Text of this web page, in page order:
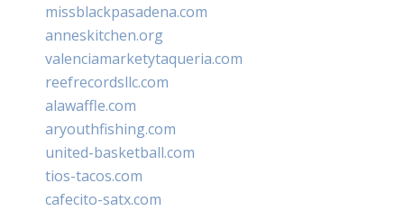
missblackpasadena.com
anneskitchen.org
valenciamarketytaqueria.com
reefrecordsllc.com
alawaffle.com
aryouthfishing.com
united-basketball.com
tios-tacos.com
cafecito-satx.com